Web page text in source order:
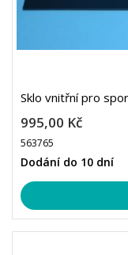
Sklo vnitřní pro
995,00 Kč
563765
Dodání do 10 dní